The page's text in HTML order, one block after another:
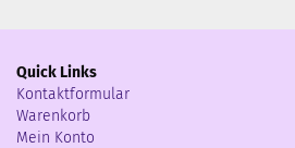
Quick Links
Kontaktformular
Warenkorb
Mein Konto